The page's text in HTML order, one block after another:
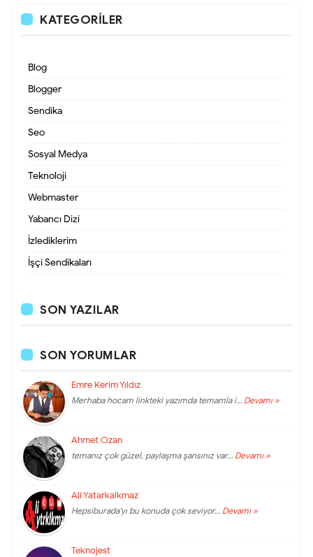
KATEGORILER
Blog
Blogger
Sendika
Seo
Sosyal Medya
Teknoloji
Webmaster
Yabancı Dizi
İzlediklerim
İşçi Sendikaları
SON YAZILAR
SON YORUMLAR
Emre Kerim Yıldız
Merhaba hocam linkteki yazımda temamla i… Devamı »
Ahmet Ozan
temanız çok güzel, paylaşma şansınız var… Devamı »
Ali Yatarkalkmaz
Hepsiburada'yı bu konuda çok seviyor… Devamı »
Teknojest